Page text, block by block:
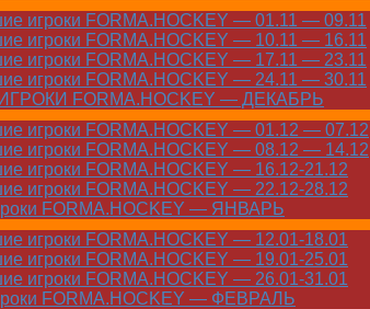
игроки FORMA.HOCKEY — 01.11 — 09.11
игроки FORMA.HOCKEY — 10.11 — 16.11
игроки FORMA.HOCKEY — 17.11 — 23.11
игроки FORMA.HOCKEY — 24.11 — 30.11
FORMA.HOCKEY — ДЕКАБРЬ
игроки FORMA.HOCKEY — 01.12 — 07.12
игроки FORMA.HOCKEY — 08.12 — 14.12
игроки FORMA.HOCKEY — 16.12-21.12
игроки FORMA.HOCKEY — 22.12-28.12
FORMA.HOCKEY — ЯНВАРЬ
игроки FORMA.HOCKEY — 12.01-18.01
игроки FORMA.HOCKEY — 19.01-25.01
игроки FORMA.HOCKEY — 26.01-31.01
FORMA.HOCKEY — ФЕВРАЛЬ